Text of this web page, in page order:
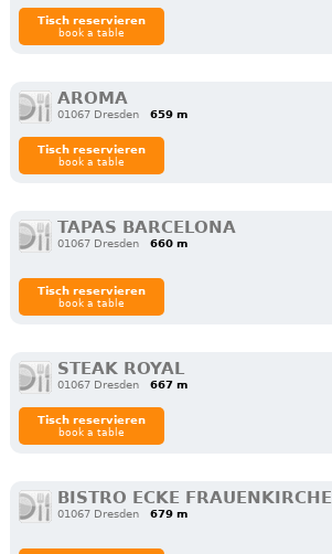
Tisch reservieren
book a table
AROMA
01067 Dresden 659 m
Tisch reservieren
book a table
TAPAS BARCELONA
01067 Dresden
660 m
Tisch reservieren
book a table
STEAK ROYAL
01067 Dresden 667 m
Tisch reservieren
book a table
BISTRO ECKE FRAUENKIRCHE
01067 Dresden
679 m